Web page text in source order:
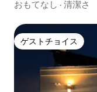
おもてなし · 清潔さ
ゲストチョイス
ゲストチョイス